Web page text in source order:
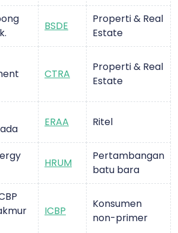
BSDE
Properti & Real
Estate
CTRA
Properti & Real
Estate
ERAA Ritel
HRUM
Pertambangan
batu bara
ICBP
Konsumen
non-primer